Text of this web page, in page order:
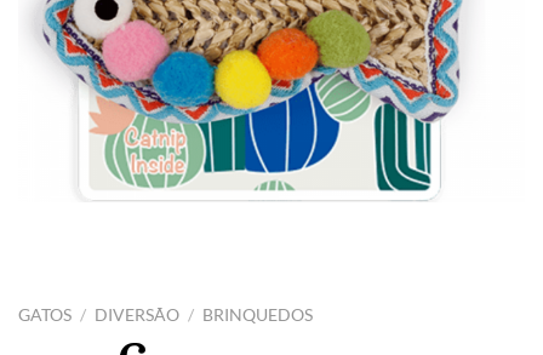
GATOS / DIVERSÃO / BRINQUEDOS